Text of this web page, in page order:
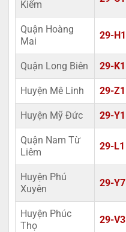
Kiếm
Quận Hoàng
Mai
29-H1
Quận Long Biên 29-K1
Huyện Mê Linh 29-Z1
Huyện Mỹ Đức 29-Y1
Quận Nam Từ
Liêm
29-L1
Huyện Phú
Xuyên
29-Y7
Huyện Phúc
Thọ
29-V3